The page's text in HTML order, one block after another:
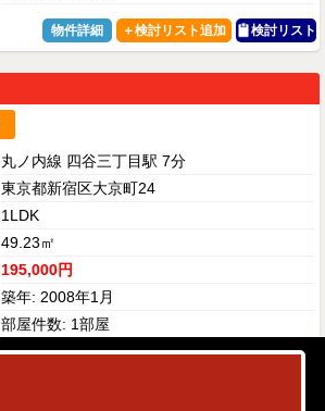
物件詳細 検討リスト
丸ノ内線 四谷三丁目駅 7分
東京都新宿区大京町24
1LDK
49.23㎡
195,000円
築年: 2008年1月
部屋件数: 1部屋